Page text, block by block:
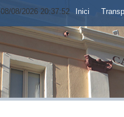
08/08/2026 20:37:53 Inici